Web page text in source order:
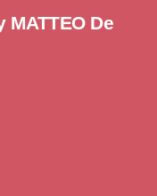
MATTEO De